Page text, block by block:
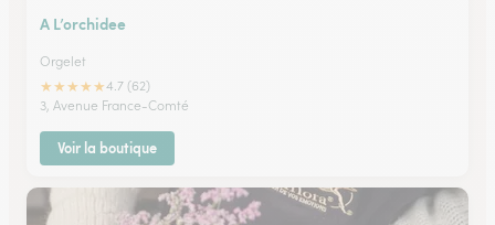
A L’orchidee
Orgelet
★★★★★4.7 (62)
3, Avenue France-Comté
Voir la boutique